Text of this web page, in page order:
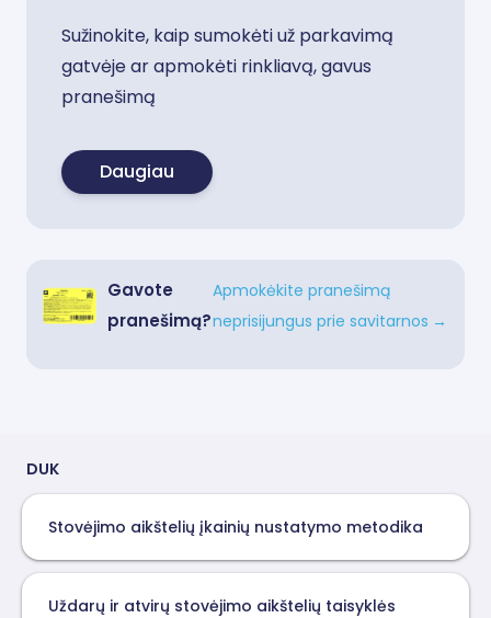
Sužinokite, kaip sumokėti už parkavimą
gatvėje ar apmokėti rinkliavą, gavus
pranešimą
Daugiau
Gavote
pranešimą?
Apmokėkite pranešimą
neprisijungus prie savitarnos →
DUK
Stovėjimo aikštelių įkainių nustatymo metodika
Uždarų ir atvirų stovėjimo aikštelių taisyklės